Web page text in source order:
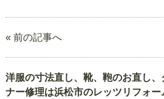
« 前の記事へ
洋服の寸法直し、靴、鞄のお直し
ナー修理は浜松市のレッツリフォー